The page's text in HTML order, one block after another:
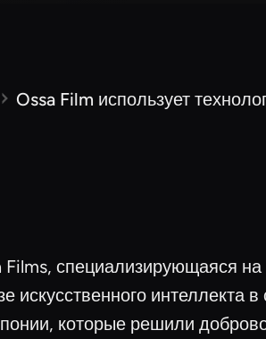
Ossa Film использует
специализирующаяся
искусственного
которые решили